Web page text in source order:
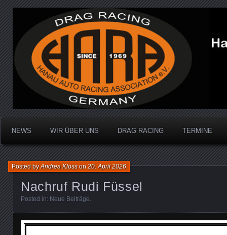
Hanau Auto Racing
Dragracing auf der 1/4 Meile
NEWS WIR ÜBER UNS DRAG RACING TERMINE
Nachruf Rudi Füssel
Posted byAndrea Klosson20. April 2026
Posted in: Neue Beiträge.